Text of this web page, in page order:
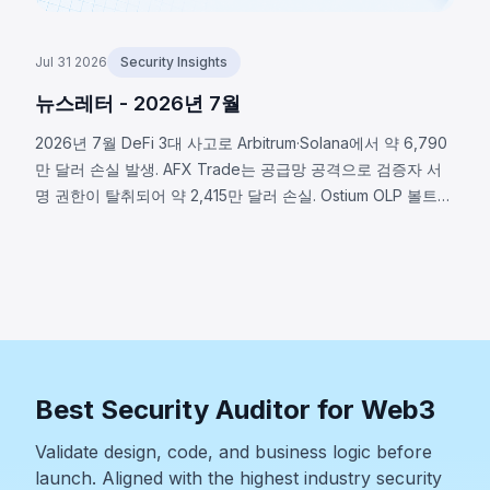
Jul 31 2026 Security Insights
뉴스레터 - 2026년 7월
2026년 7월 DeFi 3대 사고로 Arbitrum·Solana에서 약 6,790
만 달러 손실 발생. AFX Trade는 공급망 공격으로 검증자 서
명 권한이 탈취되어 약 2,415만 달러 손실. Ostium OLP 볼트는
Best Security Auditor for Web3
Validate design, code, and business logic before
launch. Aligned with the highest industry security